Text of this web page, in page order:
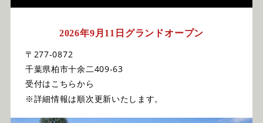
2026年9月11日グランドオープン
〒277-0872
千葉県柏市十余二409-63
受付はこちらから
※詳細情報は順次更新いたします。